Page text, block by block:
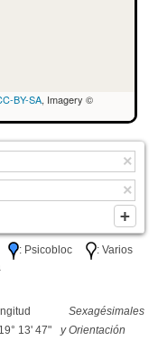
BY-SA, Imagery ©
: Psicobloc
: Varios
13' 47"
Sexagésimales
y Orientación